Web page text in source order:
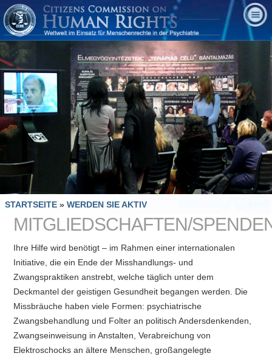
STARTSEITE » WERDEN SIE AKTIV
MITGLIEDSCHAFTEN/
Ihre Hilfe wird benötigt – im Rahmen einer internationalen
Initiative, die ein Ende der Misshandlungs- und
Zwangspraktiken anstrebt, welche täglich unter dem
Deckmantel der geistigen Gesundheit begangen werden. Die
Missbräuche haben viele Formen: psychiatrische
Zwangsbehandlung und Folter an politisch Andersdenkenden,
Zwangseinweisung in Anstalten, Verabreichung von
Elektroschocks an ältere Menschen, großangelegte